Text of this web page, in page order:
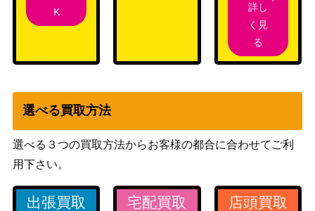
K
詳し
く見
る
選べる買取方法
選べる３つの買取方法からお客様の都合に合わせてご利
用下さい。
出張買取 宅配買取 店頭買取